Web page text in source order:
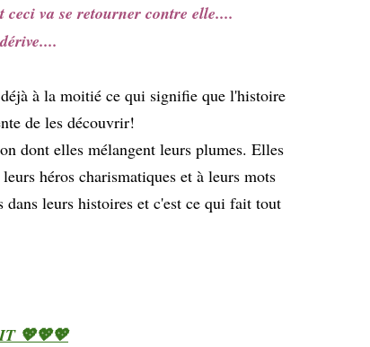
va se retourner contre elle....
à la moitié ce qui signifie que l'histoire
de les découvrir!
dont elles mélangent leurs plumes. Elles
héros charismatiques et à leurs mots
leurs histoires et c'est ce qui fait tout
💖💖💖